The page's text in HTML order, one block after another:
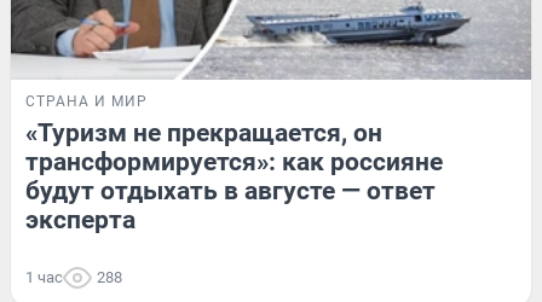
СТРАНА И МИР
«Туризм не прекращается, он
трансформируется»: как россияне
будут отдыхать в августе — ответ
эксперта
1 час 288